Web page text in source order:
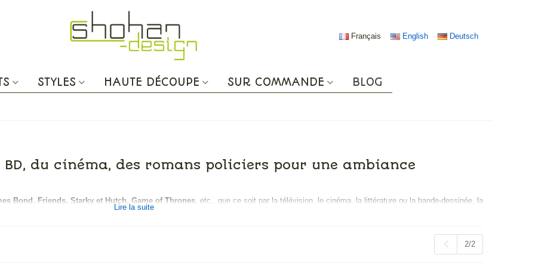
Français English Deutsch
STYLES HAUTE DÉCOUPE SUR COMMANDE BLOG
du cinéma, des romans policiers pour une ambiance
Bond, Friends, Starky et Hutch, Game of Thrones , etc., que ce soit par la télévision, le cinéma, la littérature ou la bande-dessinée, la
dans la décoration de nos intérieurs.
dans certaines de ses créations. Les silhouettes découpés au laser qui ornent ses objets décoratifs ne sont pas des personnages
Lire la suite
Précédent
2/2